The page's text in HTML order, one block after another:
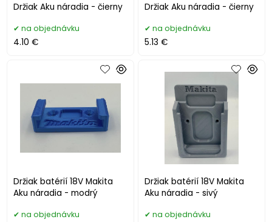
Držiak Aku náradia - čierny
na objednávku
4.10 €
Držiak Aku náradia - čierny
na objednávku
5.13 €
Držiak batérií 18V Makita
Aku náradia - modrý
na objednávku
Držiak batérií 18V Makita
Aku náradia - sivý
na objednávku